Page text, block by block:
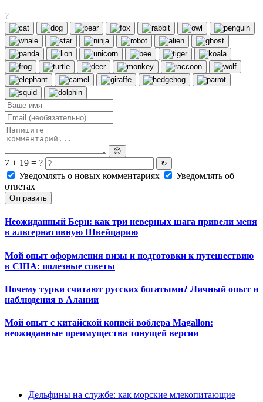
?
😊
7 + 19 = ? ↻
Уведомлять о новых комментариях
Уведомлять об
ответах
Отправить
Неожиданный Берн: как три неверных шага привели меня
в альтернативную Швейцарию
Мой опыт оформления визы и подготовки к путешествию
в США: полезные советы
Почему турки считают русских богатыми? Личный опыт и
наблюдения в Алании
Мой опыт с китайской копией воблера Magallon:
неожиданные преимущества тонущей версии
Дельфины на службе: как морские млекопитающие